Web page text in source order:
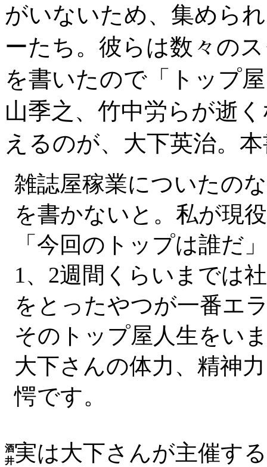
がいないため、集めら
ーたち。彼らは数々の
を書いたので「トップ
山季之、竹中労らが逝
えるのが、大下英治。
酒
井
雑誌屋稼業についたの
を書かないと。私が現
「今回のトップは誰だ
1、2週間くらいまでは
をとったやつが一番エ
そのトップ屋人生をい
大下さんの体力、精神
愕です。
実は大下さんが主催す